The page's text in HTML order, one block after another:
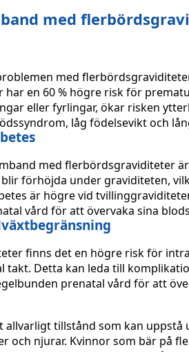
med
med
en 60 % högre risk för
eller fyrlingar, ökar risken
låg födelsevikt och
med flerbördsgraviditeter
förhöjda under graviditeten,
är högre vid
vård för att övervaka sina
finns det en högre risk för
takt. Detta kan leda till
prenatal vård för att
allvarligt tillstånd som kan
och njurar. Kvinnor som bär på